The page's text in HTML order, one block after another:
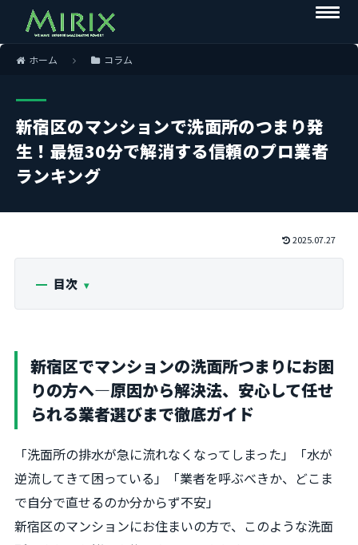
ホーム コラム
新宿区のマンションで洗面所のつまり発
生！最短30分で解消する信頼のプロ業者
ランキング
2025.07.27
目次
新宿区でマンションの洗面所つまりにお困
りの方へ―原因から解決法、安心して任せ
られる業者選びまで徹底ガイド
「洗面所の排水が急に流れなくなってしまった」「水が
逆流してきて困っている」「業者を呼ぶべきか、どこま
で自分で直せるのか分からず不安」
新宿区のマンションにお住まいの方で、このような洗面